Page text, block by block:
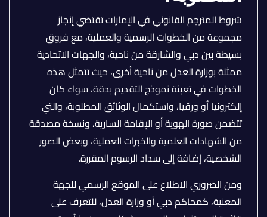
شروط المترجم القانوني في الإمارات تقتضي إنجاز
مجموعة من الخطوات الرسمية والعملية، مع فروق
بسيطة بين دبي والشارقة من ناحية، والجهات الاتحادية
ممثلة بوزارة العدل من ناحية أخرى، حيث تتمثل هذه
الخطوات في تعبئة نموذج التقديم بدقة، سواء كان
إلكترونيا أو ورقيا، واستكمال الوثائق المطلوبة، والتي
تتضمن صورة الهوية أو الإقامة السارية، ونسخة مصدقة
من الشهادات العلمية والخبرات العملية، وبعض الصور
الشخصية، إضافة إلى سداد الرسوم المقررة.
ومن الضروري الاطلاع على الموقع الرسمي للجهة
المعنية، كمحاكم دبي أو وزارة العدل، للتعرف على